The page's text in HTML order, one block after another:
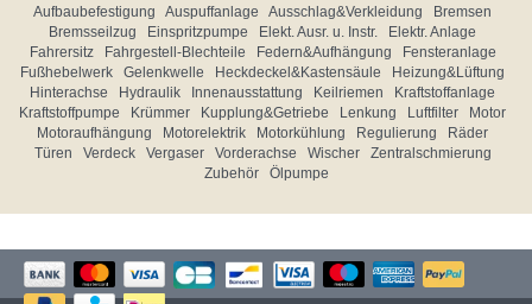
Aufbaubefestigung Auspuffanlage Ausschlag&Verkleidung
Bremsen
Bremsseilzug
Einspritzpumpe Elekt. Ausr. u. Instr.
Elektr. Anlage
Fahrersitz
Fahrgestell-Blechteile Federn&Aufhängung
Fensteranlage
Fußhebelwerk
Gelenkwelle Heckdeckel&Kastensäule
Heizung&Lüftung
Hinterachse
Hydraulik Innenausstattung Keilriemen
Kraftstoffanlage
Kraftstoffpumpe
Krümmer Kupplung&Getriebe Lenkung Luftfilter
Motor
Motoraufhängung
Motorelektrik Motorkühlung Regulierung
Räder
Türen
Verdeck Vergaser Vorderachse Wischer
Zentralschmierung
Zubehör
Ölpumpe